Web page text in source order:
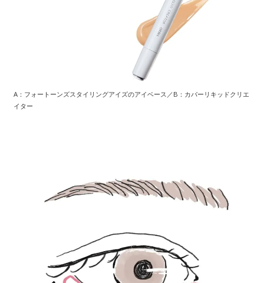
A：フォートーンズスタイリングアイズのアイベース／B：カバーリキッドクリエ
イター